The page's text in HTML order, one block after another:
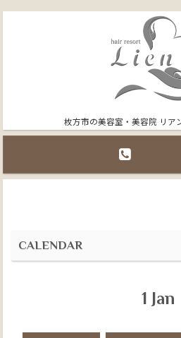
枚方市の美容室・美容院 リア
CALENDAR
1 Jan